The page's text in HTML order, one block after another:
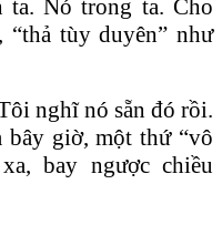
ta. Nó trong ta. Cho
“thả tùy duyên” như
nghĩ nó sẵn đó rồi.
bây giờ, một thứ “vô
bay ngược chiều